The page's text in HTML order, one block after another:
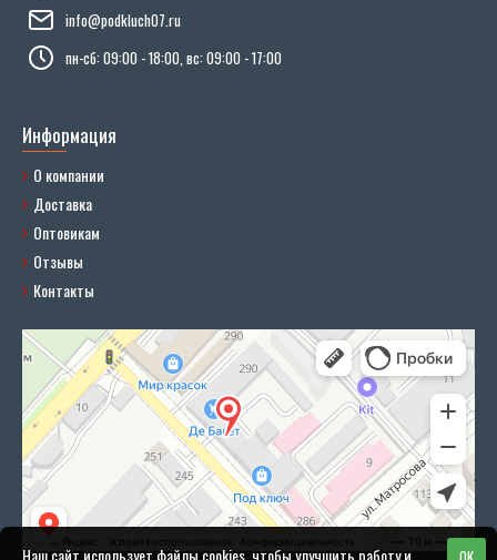
info@podkluch07.ru
пн-сб: 09:00 - 18:00, вс: 09:00 - 17:00
Информация
О компании
Доставка
Оптовикам
Отзывы
Контакты
Наш сайт использует файлы cookies, чтобы улучшить работу и